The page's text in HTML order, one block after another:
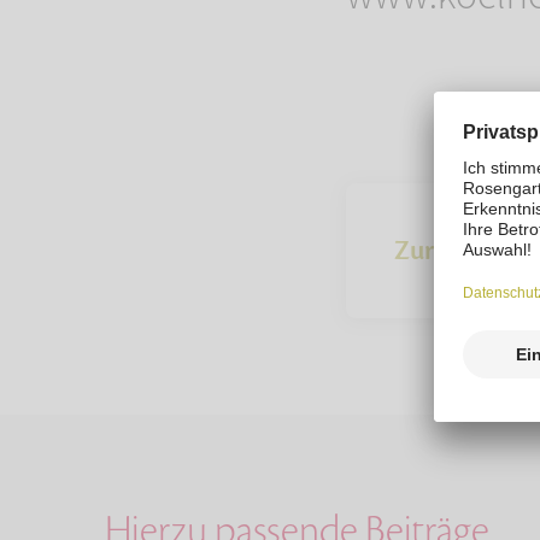
Zur